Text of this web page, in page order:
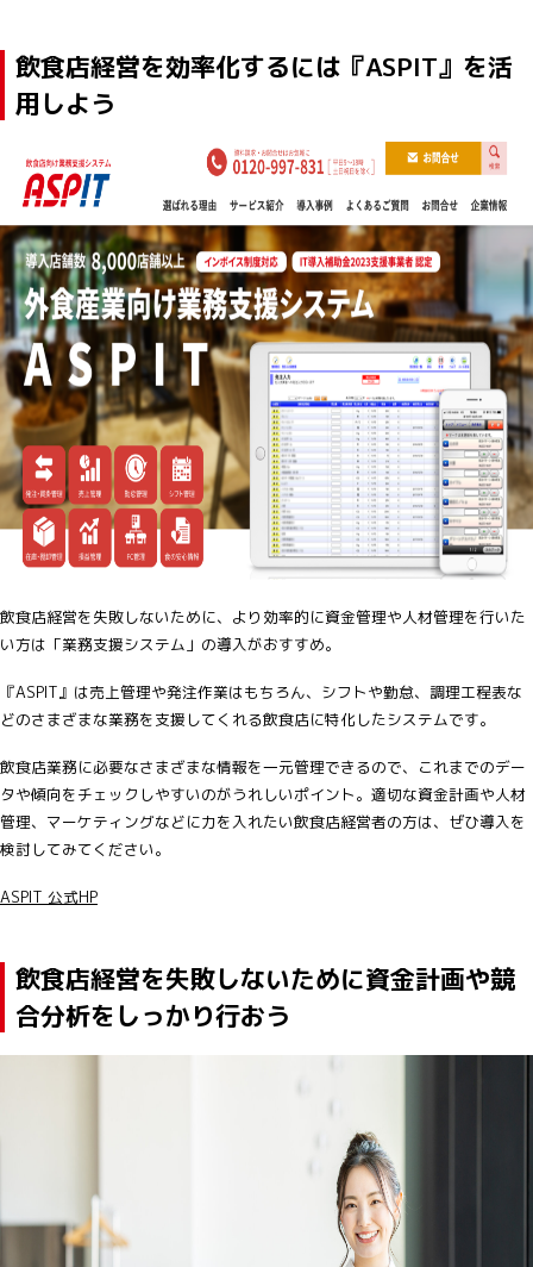
飲食店経営を効率化するには『ASPIT』を活
用しよう
飲食店経営を失敗しないために、より効率的に資金管理や人材管理を行いた
い方は「業務支援システム」の導入がおすすめ。
『ASPIT』は売上管理や発注作業はもちろん、シフトや勤怠、調理工程表な
どのさまざまな業務を支援してくれる飲食店に特化したシステムです。
飲食店業務に必要なさまざまな情報を一元管理できるので、これまでのデー
タや傾向をチェックしやすいのがうれしいポイント。適切な資金計画や人材
管理、マーケティングなどに力を入れたい飲食店経営者の方は、ぜひ導入を
検討してみてください。
ASPIT 公式HP
飲食店経営を失敗しないために資金計画や競
合分析をしっかり行おう